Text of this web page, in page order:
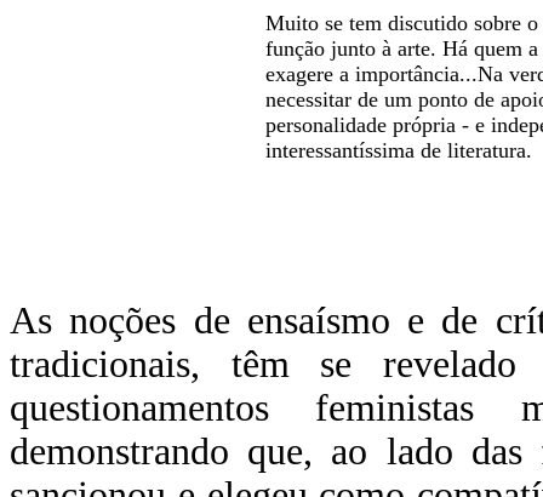
Muito se tem discutido sobre
função junto à arte. Há quem
exagere a importância...Na
necessitar de um ponto de
personalidade própria - e
interessantíssima de literatura.
As noções de ensaísmo e de
tradicionais, têm se
questionamentos
demonstrando que, ao lado